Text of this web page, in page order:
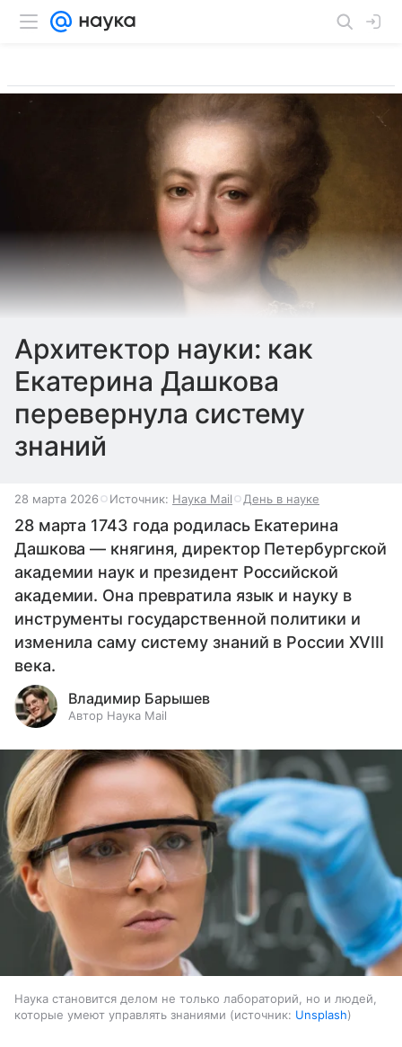
Архитектор науки: как
Екатерина Дашкова
перевернула систему
знаний
28 марта 2026 Источник: Наука Mail День в науке
28 марта 1743 года родилась Екатерина
Дашкова — княгиня, директор Петербургской
академии наук и президент Российской
академии. Она превратила язык и науку в
инструменты государственной политики и
изменила саму систему знаний в России XVIII
века.
Владимир Барышев
Автор Наука Mail
Наука становится делом не только лабораторий, но и людей,
которые умеют управлять знаниями
источник: Unsplash